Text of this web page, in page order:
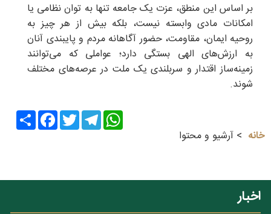
بر اساس این منطق، عزت یک جامعه تنها به توان نظامی یا
امکانات مادی وابسته نیست، بلکه بیش از هر چیز به
روحیه ایمان، مقاومت، حضور آگاهانه مردم و پایبندی آنان
به ارزش‌های الهی بستگی دارد؛ عواملی که می‌توانند
زمینه‌ساز اقتدار و سربلندی یک ملت در عرصه‌های مختلف
شوند.
Share
FacebookTwitter
Telegram
WhatsApp
خانه
آرشیو و محتوا
اخبار